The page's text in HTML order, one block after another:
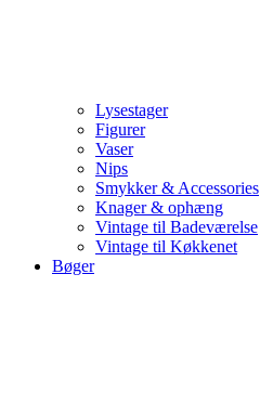
Lysestager
Figurer
Vaser
Nips
Smykker & Accessories
Knager & ophæng
Vintage til Badeværelse
Vintage til Køkkenet
Bøger